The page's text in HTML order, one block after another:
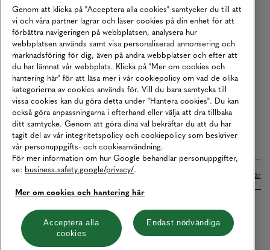
Köpvillkor
Karriär
Vårt Ansvar
Våra Tjänster
Press
Studentrabatt
B2B
Tillgänglighetsredogörelse
Betalningar online sköts i samarbete med Klarna. Läs mer här
Cookies Integritetspolicy
Hantera cookies
Genom att klicka på "Acceptera alla cookies" samtycker du till att
vi och våra partner lagrar och läser cookies på din enhet för att
förbättra navigeringen på webbplatsen, analysera hur
webbplatsen används samt visa personaliserad annonsering och
marknadsföring för dig, även på andra webbplatser och efter att
du har lämnat vår webbplats. Klicka på "Mer om cookies och
hantering här" för att läsa mer i vår cookiepolicy om vad de olika
kategorierna av cookies används för. Vill du bara samtycka till
vissa cookies kan du göra detta under "Hantera cookies". Du kan
också göra anpassningarna i efterhand eller välja att dra tillbaka
ditt samtycke. Genom att göra dina val bekräftar du att du har
tagit del av vår integritetspolicy och cookiepolicy som beskriver
vår personuppgifts- och cookieanvändning.
För mer information om hur Google behandlar personuppgifter,
se: business.safety.google/privacy/.
Mer om cookies och hantering här
Acceptera alla
cookies
Endast nödvändiga